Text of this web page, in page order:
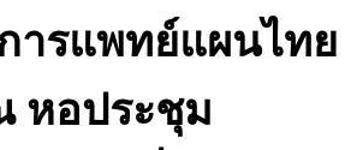
ารแพทย์แผนไทย
หอประชุม